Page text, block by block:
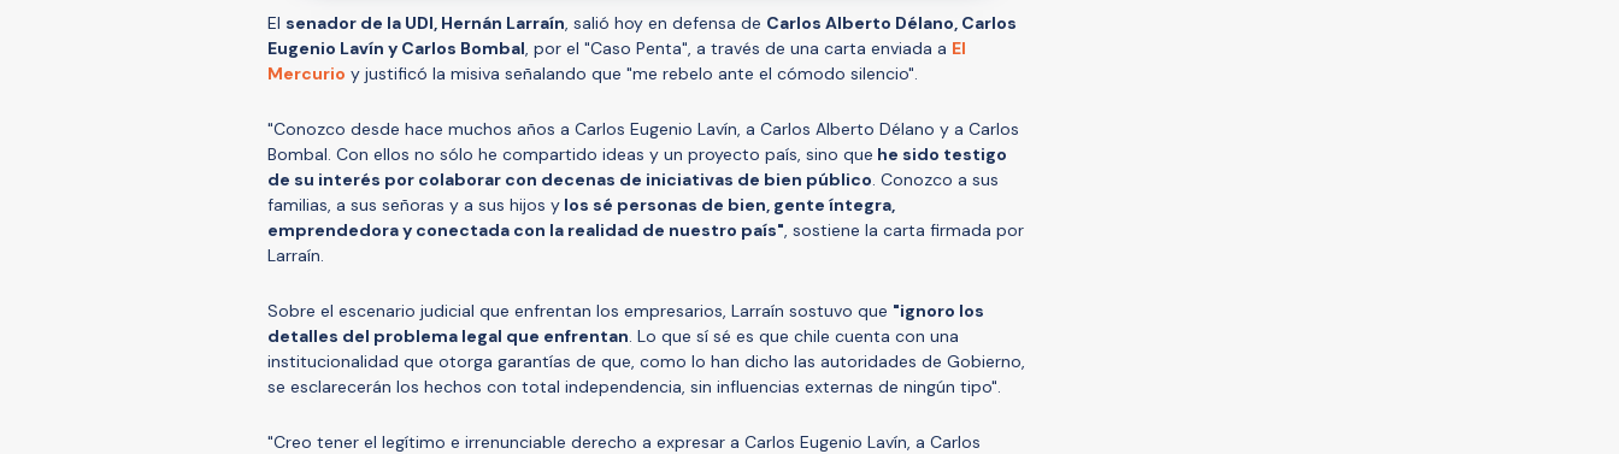
El senador de la UDI, Hernán Larraín, salió hoy en defensa de Carlos Alberto Délano, Carlos
Eugenio Lavín y Carlos Bombal, por el "Caso Penta", a través de una carta enviada a El
Mercurio y justificó la misiva señalando que "me rebelo ante el cómodo silencio".
"Conozco desde hace muchos años a Carlos Eugenio Lavín, a Carlos Alberto Délano y a Carlos
Bombal. Con ellos no sólo he compartido ideas y un proyecto país, sino que he sido testigo
de su interés por colaborar con decenas de iniciativas de bien público. Conozco a sus
familias, a sus señoras y a sus hijos y los sé personas de bien, gente íntegra,
emprendedora y conectada con la realidad de nuestro país", sostiene la carta firmada por
Larraín.
Sobre el escenario judicial que enfrentan los empresarios, Larraín sostuvo que "ignoro los
detalles del problema legal que enfrentan. Lo que sí sé es que chile cuenta con una
institucionalidad que otorga garantías de que, como lo han dicho las autoridades de Gobierno,
se esclarecerán los hechos con total independencia, sin influencias externas de ningún tipo".
"Creo tener el legítimo e irrenunciable derecho a expresar a Carlos Eugenio Lavín, a Carlos